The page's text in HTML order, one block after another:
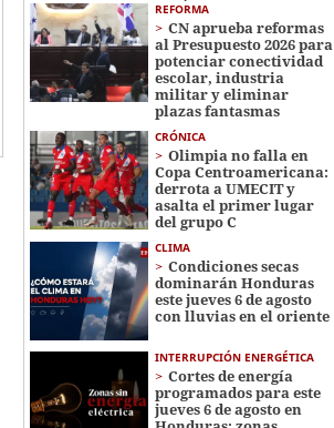
REFORMA
CN aprueba reformas
al Presupuesto 2026 para
potenciar conectividad
escolar, industria
militar y eliminar
plazas fantasmas
CRÓNICA
Olimpia no falla en
Copa Centroamericana:
derrota a UMECIT y
asalta el primer lugar
del grupo C
CLIMA
Condiciones secas
dominarán Honduras
este jueves 6 de agosto
con lluvias en el oriente
INTERRUPCIÓN ENERGÉTICA
Cortes de energía
programados para este
jueves 6 de agosto en